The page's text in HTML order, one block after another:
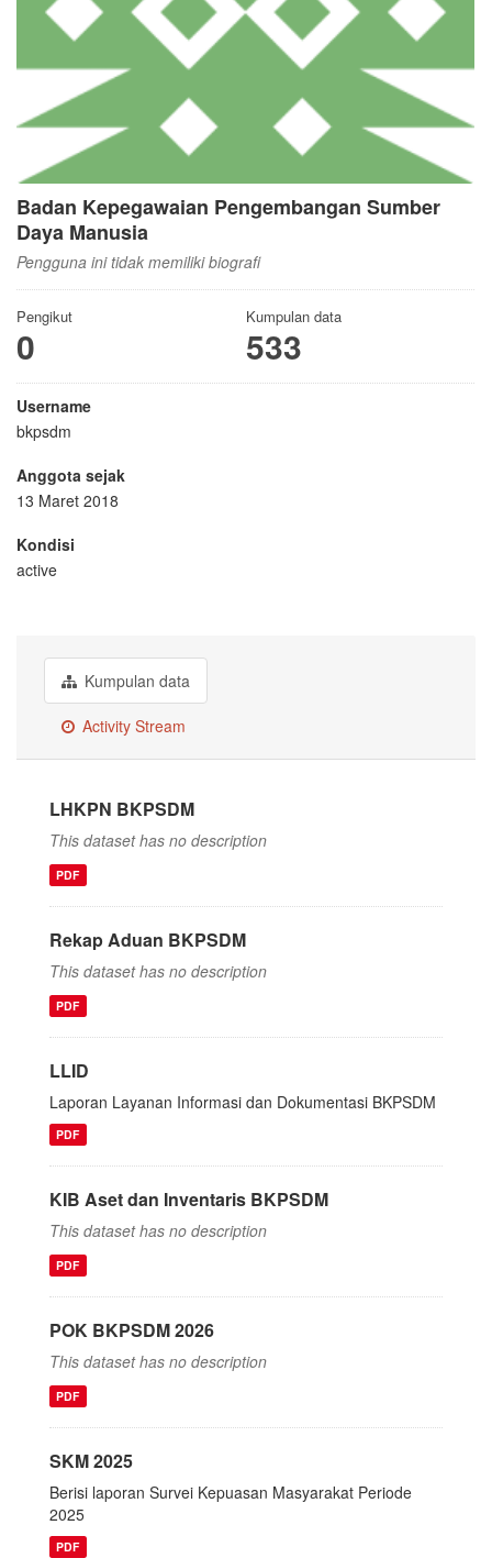
Badan Kepegawaian Pengembangan Sumber
Daya Manusia
Pengguna ini tidak memiliki biografi
Pengikut
0
Kumpulan data
533
Username
bkpsdm
Anggota sejak
13 Maret 2018
Kondisi
active
Kumpulan data
Activity Stream
LHKPN BKPSDM
This dataset has no description
PDF
Rekap Aduan BKPSDM
This dataset has no description
PDF
LLID
Laporan Layanan Informasi dan Dokumentasi BKPSDM
PDF
KIB Aset dan Inventaris BKPSDM
This dataset has no description
PDF
POK BKPSDM 2026
This dataset has no description
PDF
SKM 2025
Berisi laporan Survei Kepuasan Masyarakat Periode
2025
PDF